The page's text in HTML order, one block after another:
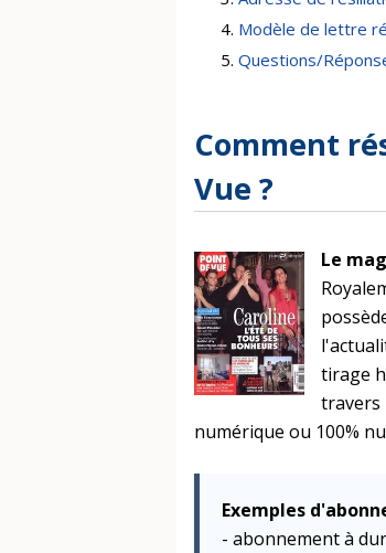
Modèle de lettre
Questions/
Comment
Vue ?
Le
tirage
travers
numérique ou 100%
Exemples
- abonnement à